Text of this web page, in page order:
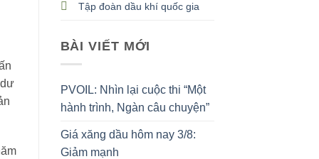
Tập đoàn dầu khí quốc gia
BÀI VIẾT MỚI
PVOIL: Nhìn lại cuộc thi “Một
hành trình, Ngàn câu chuyện”
Giá xăng dầu hôm nay 3/8:
Giảm mạnh